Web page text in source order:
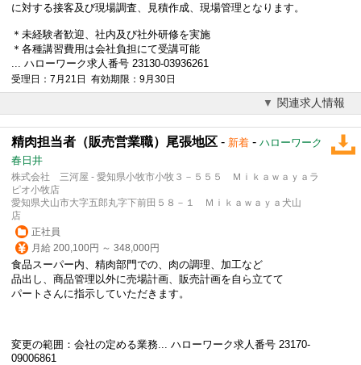
に対する接客及び現場調査、見積作成、現場管理となります。
＊未経験者歓迎、社内及び社外研修を実施
＊各種講習費用は会社負担にて受講可能
... ハローワーク求人番号 23130-03936261
受理日：7月21日 有効期限：9月30日
関連求人情報
精肉担当者（販売営業職）尾張地区 - 新着 - ハローワーク
春日井
株式会社 三河屋 - 愛知県小牧市小牧３－５５５ Ｍｉｋａｗａｙａラ
ピオ小牧店
愛知県犬山市大字五郎丸字下前田５８－１ Ｍｉｋａｗａｙａ犬山
店
正社員
月給 200,100円 ～ 348,000円
食品スーパー内、精肉部門での、肉の調理、加工など
品出し、商品管理以外に売場計画、販売計画を自ら立てて
パートさんに指示していただきます。
変更の範囲：会社の定める業務... ハローワーク求人番号 23170-
09006861